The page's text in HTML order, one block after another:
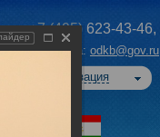
+7 (495) 623-43-46,
Эл. почта: odkb@gov.ru
Авторизация